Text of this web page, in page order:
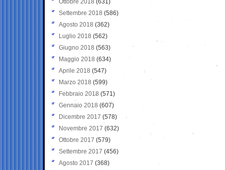
Ottobre 2018 (631)
Settembre 2018 (586)
Agosto 2018 (362)
Luglio 2018 (562)
Giugno 2018 (563)
Maggio 2018 (634)
Aprile 2018 (547)
Marzo 2018 (599)
Febbraio 2018 (571)
Gennaio 2018 (607)
Dicembre 2017 (578)
Novembre 2017 (632)
Ottobre 2017 (579)
Settembre 2017 (456)
Agosto 2017 (368)